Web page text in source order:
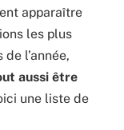
apparaître
les plus
l’année,
aussi être
une liste de